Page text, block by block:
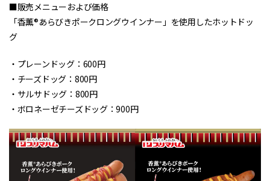
■販売メニューおよび価格
「香薫®あらびきポークロングウインナー」を使用したホットドッ
グ
・プレーンドッグ：600円
・チーズドッグ：800円
・サルサドッグ：800円
・ボロネーゼチーズドッグ：900円